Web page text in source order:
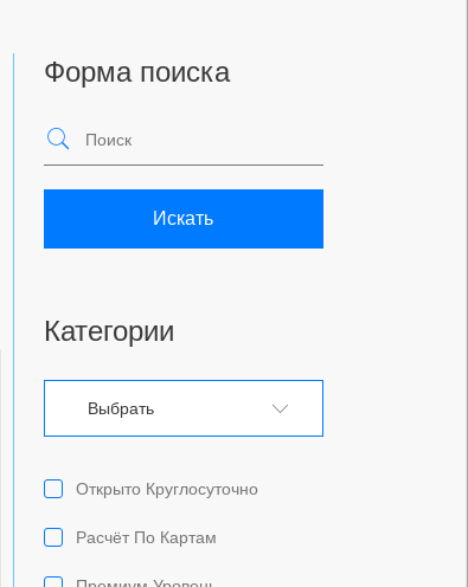
Форма поиска
Искать
Категории
Выбрать
Открыто Круглосуточно
Расчёт По Картам